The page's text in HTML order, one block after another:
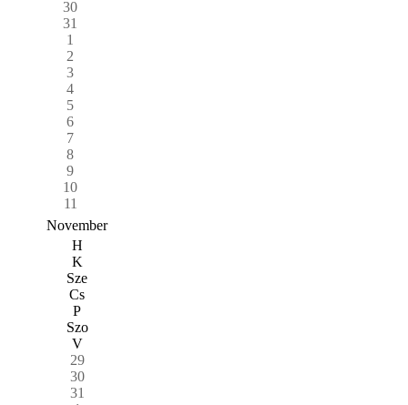
30
31
1
2
3
4
5
6
7
8
9
10
11
November
H
K
Sze
Cs
P
Szo
V
29
30
31